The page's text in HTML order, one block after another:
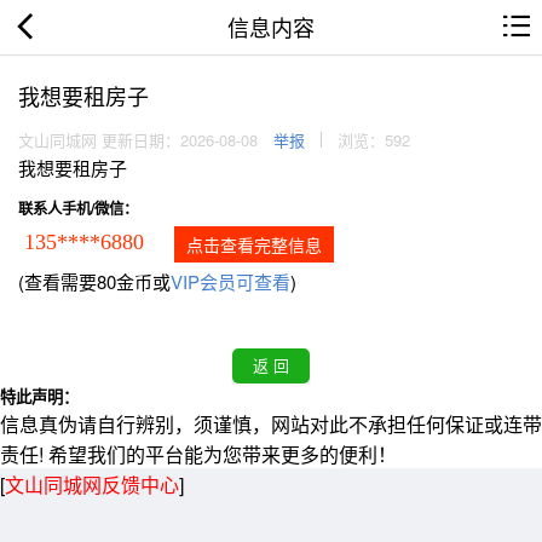
信息内容
我想要租房子
文山同城网 更新日期：2026-08-08 举报 浏览：592
我想要租房子
联系人手机/微信：
135****6880 点击查看完整信息
(查看需要80金币或VIP会员可查看)
特此声明：
信息真伪请自行辨别，须谨慎，网站对此不承担任何保证或连带
责任! 希望我们的平台能为您带来更多的便利！
[文山同城网反馈中心]